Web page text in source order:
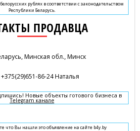
рублях в соответствии с законодательством
Республики Беларусь.
ПРОДАВЦА
Минская обл., Минск
+375(29)651-86-24 Наталья
Новые объекты готового бизнеса в
Telegram канале
что Вы нашли это объявление на сайте b4y.by